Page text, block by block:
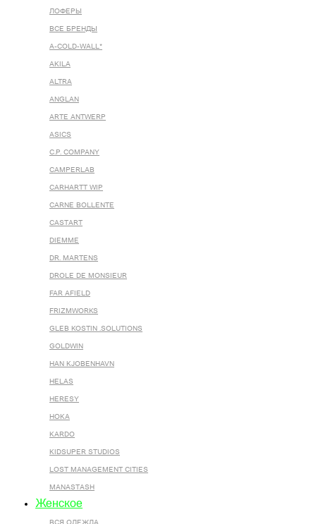
ЛОФЕРЫ
ВСЕ БРЕНДЫ
A-COLD-WALL*
AKILA
ALTRA
ANGLAN
ARTE ANTWERP
ASICS
C.P. COMPANY
CAMPERLAB
CARHARTT WIP
CARNE BOLLENTE
CASTART
DIEMME
DR. MARTENS
DROLE DE MONSIEUR
FAR AFIELD
FRIZMWORKS
GLEB KOSTIN .SOLUTIONS
GOLDWIN
HAN KJOBENHAVN
HELAS
HERESY
HOKA
KARDO
KIDSUPER STUDIOS
LOST MANAGEMENT CITIES
MANASTASH
Женское